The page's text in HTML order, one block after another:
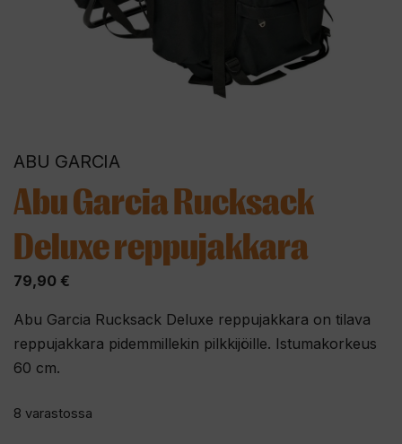
ABU GARCIA
Abu Garcia Rucksack
Deluxe reppujakkara
79,90 €
Abu Garcia Rucksack Deluxe reppujakkara on tilava
reppujakkara pidemmillekin pilkkijöille. Istumakorkeus
60 cm.
8 varastossa